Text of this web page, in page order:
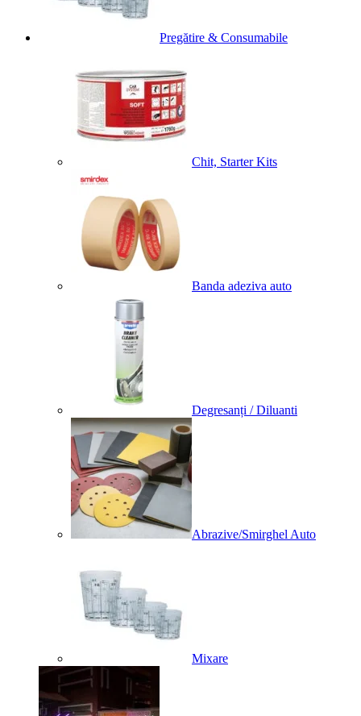
Pregătire & Consumabile
Chit, Starter Kits
Banda adeziva auto
Degresanți / Diluanti
Abrazive/Smirghel Auto
Mixare